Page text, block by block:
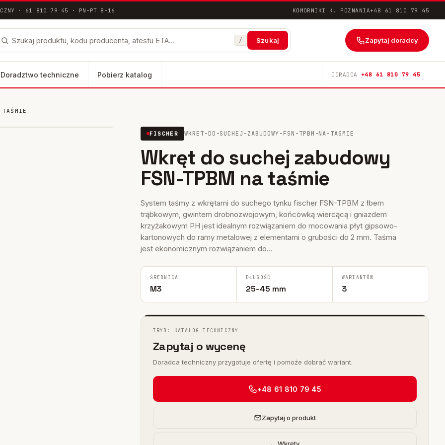
· 61 810 79 45 · PN–PT 8–16 KOMORNIKI K. POZNANIA+48 61 810 79 45
/ Szukaj Zapytaj doradcy
Doradztwo techniczne Pobierz katalog DORADCA +48 61 810 79 45
dokumentacja techniczna ETA / DoP
TAŚMIE
FISCHER WKRET-DO-SUCHEJ-ZABUDOWY-FSN-TPBM-NA-TASMIE
Wkręt do suchej zabudowy
FSN-TPBM na taśmie
System taśmy z wkrętami do suchego tynku fischer FSN-TPBM z łbem
trąbkowym, gwintem drobnozwojowym, końcówką wiercącą i gniazdem
krzyżakowym PH jest idealnym rozwiązaniem do mocowania płyt gipsowo-
kartonowych do ramy metalowej z elementami o grubości do 2 mm. Taśma
jest ekonomicznym rozwiązaniem do...
ŚREDNICA
M3
DŁUGOŚĆ
25–45 mm
WARIANTÓW
3
TRYB: KATALOG TECHNICZNY
Zapytaj o wycenę
Doradca techniczny przygotuje ofertę i pomoże dobrać wariant.
+48 61 810 79 45
Zapytaj o produkt
← Wkręty